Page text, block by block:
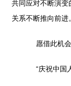
共同应对不断演变
关系不断推向前进。
愿借此机会
“庆祝中国人